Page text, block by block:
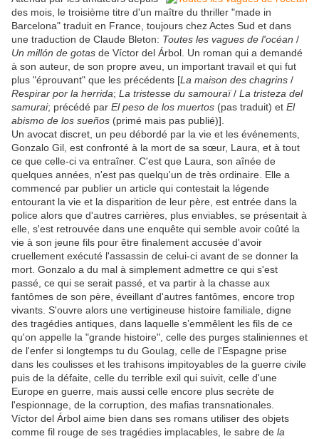
des mois, le troisième titre d'un maître du thriller "made in
Barcelona" traduit en France, toujours chez Actes Sud et dans
une traduction de Claude Bleton: Toutes les vagues de l'océan /
Un millón de gotas de Víctor del Árbol. Un roman qui a demandé
à son auteur, de son propre aveu, un important travail et qui fut
plus "éprouvant" que les précédents [La maison des chagrins /
Respirar por la herrida; La tristesse du samouraï/ La tristeza del
samurai; précédé par El peso de los muertos (pas traduit) et El
abismo de los sueños (primé mais pas publié)].
Un avocat discret, un peu débordé par la vie et les événements,
Gonzalo Gil, est confronté à la mort de sa sœur, Laura, et à tout
ce que celle-ci va entraîner. C'est que Laura, son aînée de
quelques années, n'est pas quelqu'un de très ordinaire. Elle a
commencé par publier un article qui contestait la légende
entourant la vie et la disparition de leur père, est entrée dans la
police alors que d'autres carrières, plus enviables, se présentait à
elle, s'est retrouvée dans une enquête qui semble avoir coûté la
vie à son jeune fils pour être finalement accusée d'avoir
cruellement exécuté l'assassin de celui-ci avant de se donner la
mort. Gonzalo a du mal à simplement admettre ce qui s'est
passé, ce qui se serait passé, et va partir à la chasse aux
fantômes de son père, éveillant d'autres fantômes, encore trop
vivants. S'ouvre alors une vertigineuse histoire familiale, digne
des tragédies antiques, dans laquelle s’emmêlent les fils de ce
qu'on appelle la "grande histoire", celle des purges staliniennes et
de l'enfer si longtemps tu du Goulag, celle de l'Espagne prise
dans les coulisses et les trahisons impitoyables de la guerre civile
puis de la défaite, celle du terrible exil qui suivit, celle d'une
Europe en guerre, mais aussi celle encore plus secrète de
l'espionnage, de la corruption, des mafias transnationales.
Víctor del Árbol aime bien dans ses romans utiliser des objets
comme fil rouge de ses tragédies implacables, le sabre de la